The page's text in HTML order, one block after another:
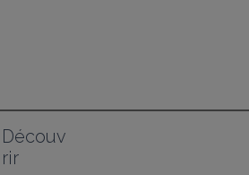
Découv
rir